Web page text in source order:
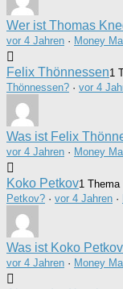
Wer ist Thomas
vor 4 Jahren · Money
Felix Thönnessen1
Thönnessen? · vor 4
Was ist Felix
vor 4 Jahren · Money
Koko Petkov1 Thema
Petkov? · vor 4 Jahren ·
Was ist Koko
vor 4 Jahren · Money